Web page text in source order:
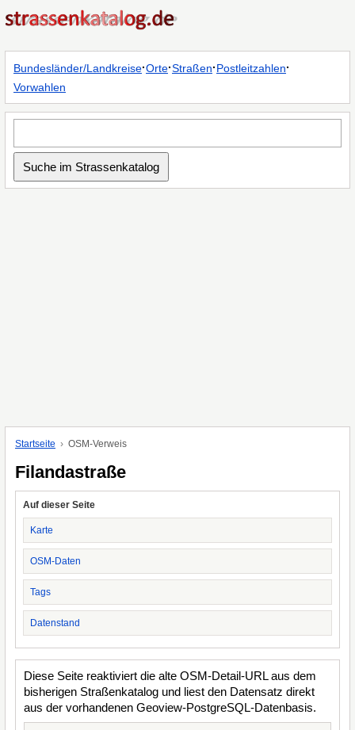
Bundesländer/Landkreise·Orte·Straßen·Postleitzahlen·
Vorwahlen
Startseite OSM-Verweis
Filandastraße
Auf dieser Seite
Karte
OSM-Daten
Tags
Datenstand
Diese Seite reaktiviert die alte OSM-Detail-URL aus dem
bisherigen Straßenkatalog und liest den Datensatz direkt
aus der vorhandenen Geoview-PostgreSQL-Datenbasis.